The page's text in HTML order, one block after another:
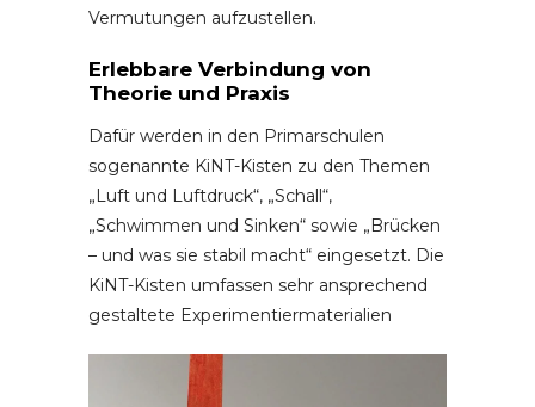
Vermutungen aufzustellen.
Erlebbare Verbindung von
Theorie und Praxis
Dafür werden in den Primarschulen
sogenannte KiNT-Kisten zu den Themen
„Luft und Luftdruck“, „Schall“,
„Schwimmen und Sinken“ sowie „Brücken
– und was sie stabil macht“ eingesetzt. Die
KiNT-Kisten umfassen sehr ansprechend
gestaltete Experimentiermaterialien